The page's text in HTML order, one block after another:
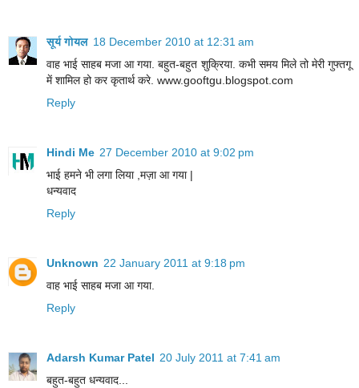
सूर्य गोयल 18 December 2010 at 12:31 am
वाह भाई साहब मजा आ गया. बहुत-बहुत शुक्रिया. कभी समय मिले तो मेरी गुफ्तगू
में शामिल हो कर कृतार्थ करे. www.gooftgu.blogspot.com
Reply
Hindi Me 27 December 2010 at 9:02 pm
भाई हमने भी लगा लिया ,मज़ा आ गया |
धन्यवाद
Reply
Unknown 22 January 2011 at 9:18 pm
वाह भाई साहब मजा आ गया.
Reply
Adarsh Kumar Patel 20 July 2011 at 7:41 am
बहुत-बहुत धन्यवाद...